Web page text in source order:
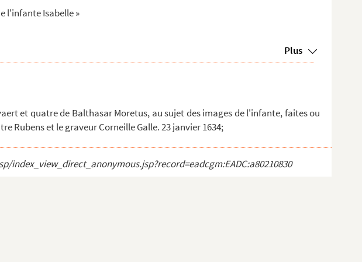
l'infante Isabelle »
Plus
et quatre de Balthasar Moretus, au sujet des images de l'infante, faites ou
Rubens et le graveur Corneille Galle. 23 janvier 1634;